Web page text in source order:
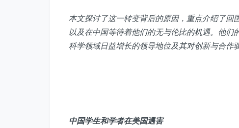
本文探讨了这一转变背后的原因，重点介绍了
以及在中国等待着他们的无与伦比的机遇。他
科学领域日益增长的领导地位及其对创新与合作
中国学生和学者在美国遇害